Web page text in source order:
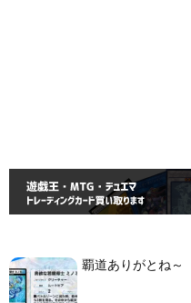
覇道ありがとね～